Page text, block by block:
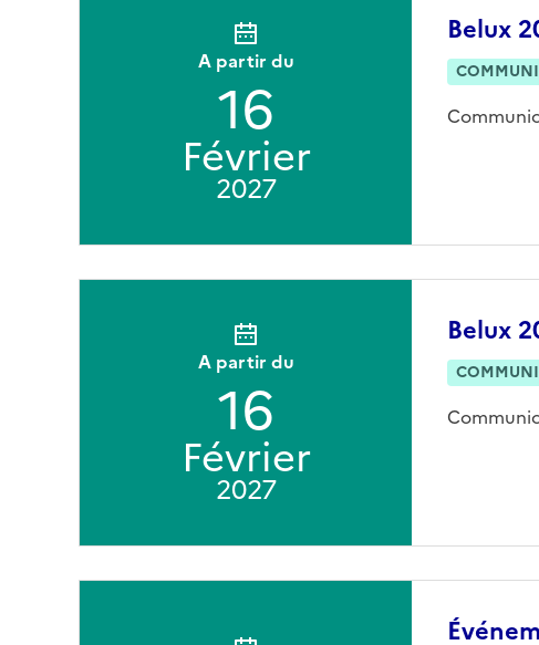
Belux
A partir du
16
Février
2027
Belux
A partir du
16
Février
2027